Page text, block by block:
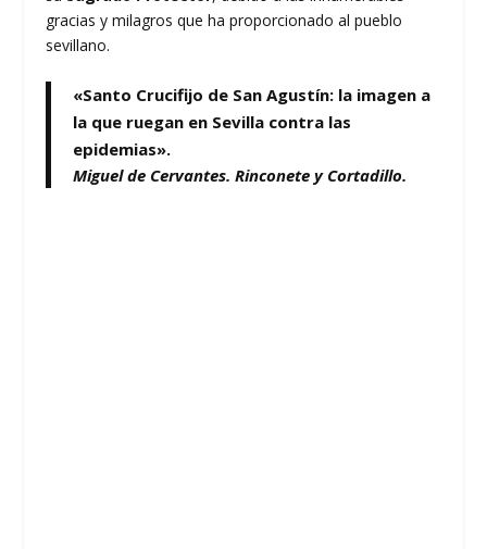
gracias y milagros que ha proporcionado al pueblo
sevillano.
«Santo Crucifijo de San Agustín: la imagen a
la que ruegan en Sevilla contra las
epidemias».
Miguel de Cervantes. Rinconete y Cortadillo.